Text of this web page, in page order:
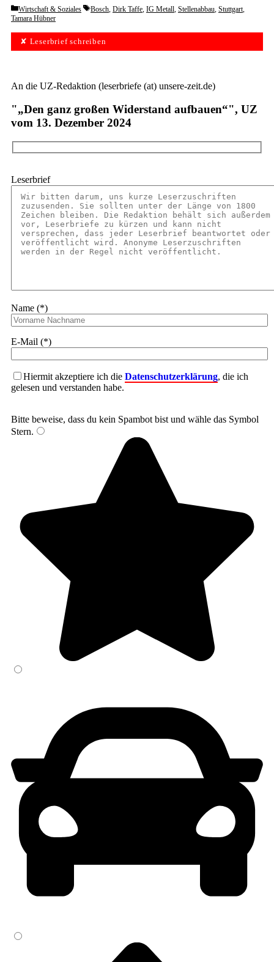
Categories
Wirtschaft & Soziales Tags
Bosch, Dirk Taffe, IG Metall, Stellenabbau, Stuttgart,
Tamara Hübner
✘ Leserbrief schreiben
An die UZ-Redaktion (leserbriefe (at) unsere-zeit.de)
"„Den ganz großen Widerstand aufbauen“", UZ
vom 13. Dezember 2024
Leserbrief
Name (*)
E-Mail (*)
Hiermit akzeptiere ich die Datenschutzerklärung, die ich
gelesen und verstanden habe.
Bitte beweise, dass du kein Spambot bist und wähle das Symbol
Stern.